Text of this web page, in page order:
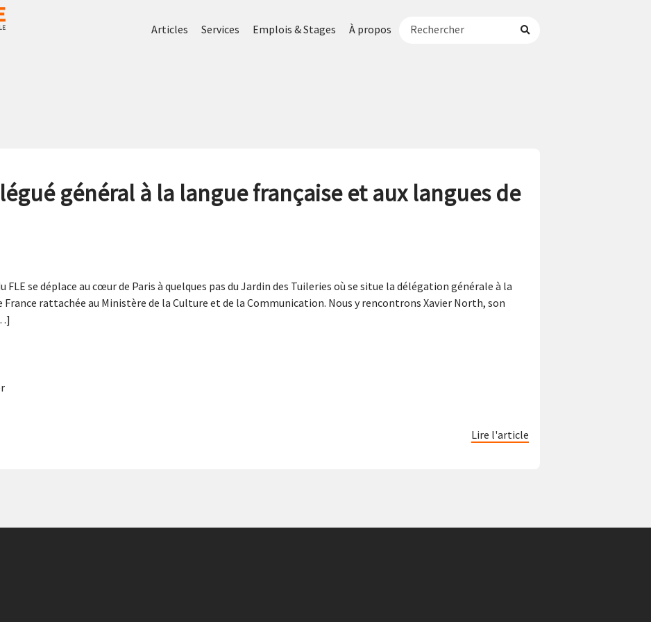
Articles Services Emplois & Stages À propos
général à la langue française et aux langues de
FLE se déplace au cœur de Paris à quelques pas du Jardin des Tuileries où se situe la délégation générale à la
France rattachée au Ministère de la Culture et de la Communication. Nous y rencontrons Xavier North, son
Lire l'article